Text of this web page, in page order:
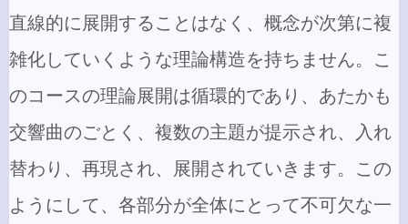
直線的に展開することはなく、概念が次第に複
雑化していくような理論構造を持ちません。こ
のコースの理論展開は循環的であり、あたかも
交響曲のごとく、複数の主題が提示され、入れ
替わり、再現され、展開されていきます。この
ようにして、各部分が全体にとって不可欠な一